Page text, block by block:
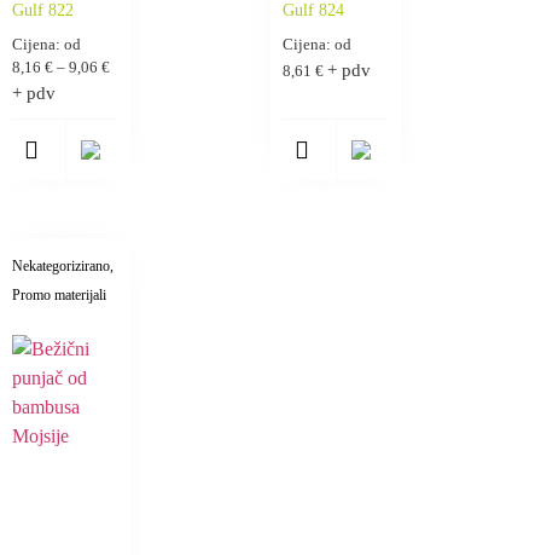
Gulf 822
Cijena: od
8,16 € – 9,06 €
+ pdv
Gulf 824
Cijena: od
8,61 € + pdv
Nekategorizirano,
Promo materijali